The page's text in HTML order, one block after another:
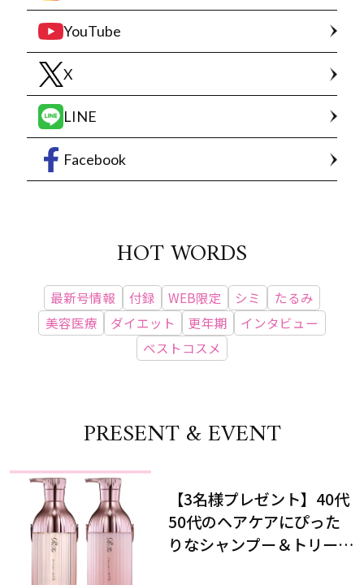
YouTube
X
LINE
Facebook
HOT WORDS
最新号情報 付録 WEB限定 シミ
たるみ
美容医療
ダイエット 更年期
インタビュー
ベストコスメ
PRESENT & EVENT
【3名様プレゼント】40代
50代のヘアケアにぴった
りなシャンプー＆トリート